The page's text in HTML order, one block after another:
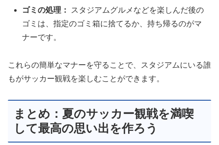
ゴミの処理：
スタジアムグルメなどを楽しんだ後の
ゴミは、指定のゴミ箱に捨てるか、持ち帰るのがマ
ナーです。
これらの簡単なマナーを守ることで、スタジアムにいる誰
もがサッカー観戦を楽しむことができます。
まとめ：夏のサッカー観戦を満喫
して最高の思い出を作ろう